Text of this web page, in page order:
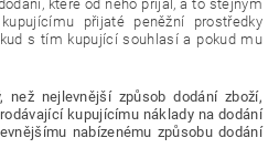
které od něho přijal, a to stejným
přijaté peněžní prostředky
s tím kupující souhlasí a pokud mu
nejlevnější způsob dodání zboží,
kupujícímu náklady na dodání
nabízenému způsobu dodání